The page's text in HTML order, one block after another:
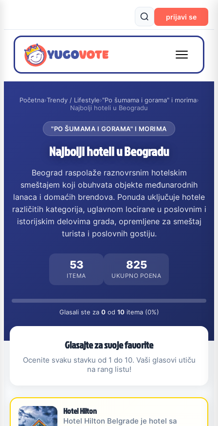
prijavi se
Početna›Trendy / Lifestyle›"Po šumama i gorama" i morima›
Najbolji hoteli u Beogradu
"PO ŠUMAMA I GORAMA" I MORIMA
Najbolji hoteli u Beogradu
Beograd raspolaže raznovrsnim hotelskim
smeštajem koji obuhvata objekte međunarodnih
lanaca i domaćih brendova. Ponuda uključuje hotele
različitih kategorija, uglavnom locirane u poslovnim i
istorijskim delovima grada, opremljene za smeštaj
turista i poslovnih gostiju.
53
ITEMA
825
UKUPNO POENA
Glasali ste za 0od 10itema (0%)
Glasajte za svoje favorite
Ocenite svaku stavku od 1 do 10. Vaši glasovi utiču
na rang listu!
Hotel Hilton
Hotel Hilton Belgrade je hotel sa